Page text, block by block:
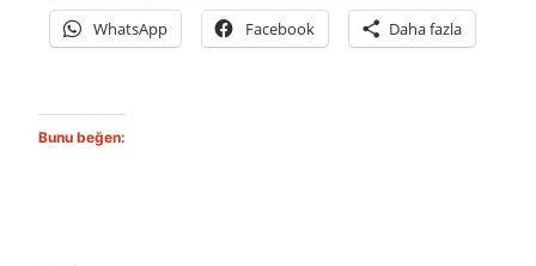
WhatsApp Facebook Daha fazla
Bunu beğen: